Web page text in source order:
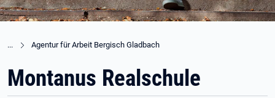
Agentur für Arbeit Bergisch Gladbach
Montanus Realschule